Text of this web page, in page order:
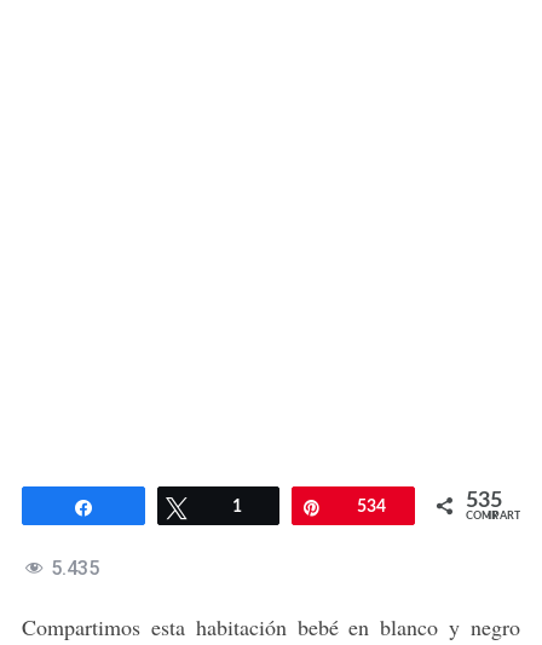
Compartir Twittear
1 Pin534 535
COMPARTIR
5.435
Compartimos esta habitación bebé en blanco y negro